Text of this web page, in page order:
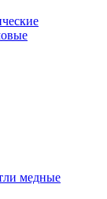
медные